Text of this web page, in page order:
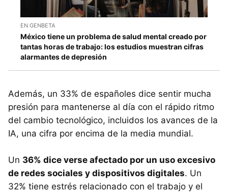
EN GENBETA
México tiene un problema de salud mental creado por
tantas horas de trabajo: los estudios muestran cifras
alarmantes de depresión
Además, un 33% de españoles dice sentir mucha
presión para mantenerse al día con el rápido ritmo
del cambio tecnológico, incluidos los avances de la
IA, una cifra por encima de la media mundial.
Un 36% dice verse afectado por un uso excesivo
de redes sociales y dispositivos digitales. Un
32% tiene estrés relacionado con el trabajo y el